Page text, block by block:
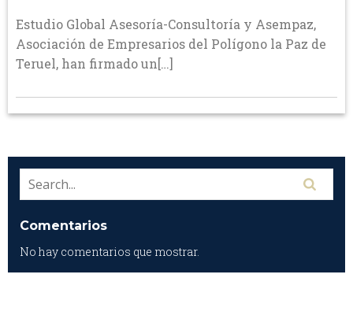
Estudio Global Asesoría-Consultoría y Asempaz,
Asociación de Empresarios del Polígono la Paz de
Teruel, han firmado un[…]
Comentarios
No hay comentarios que mostrar.